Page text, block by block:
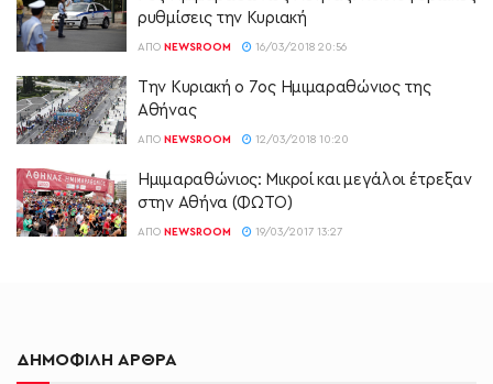
ρυθμίσεις την Κυριακή
ΑΠΌ NEWSROOM 16/03/2018 20:56
Την Κυριακή ο 7ος Ημιμαραθώνιος της
Αθήνας
ΑΠΌ NEWSROOM 12/03/2018 10:20
Ημιμαραθώνιος: Μικροί και μεγάλοι έτρεξαν
στην Αθήνα (ΦΩΤΟ)
ΑΠΌ NEWSROOM 19/03/2017 13:27
ΔΗΜΟΦΙΛΗ ΑΡΘΡΑ